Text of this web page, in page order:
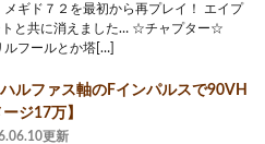
メギド７２を最初から再プレイ！ エイプ
トと共に消えました… ☆チャプター☆
フールとか塔[…]
ハルファス軸のFインパルスで90VH
ジ17万】
更新